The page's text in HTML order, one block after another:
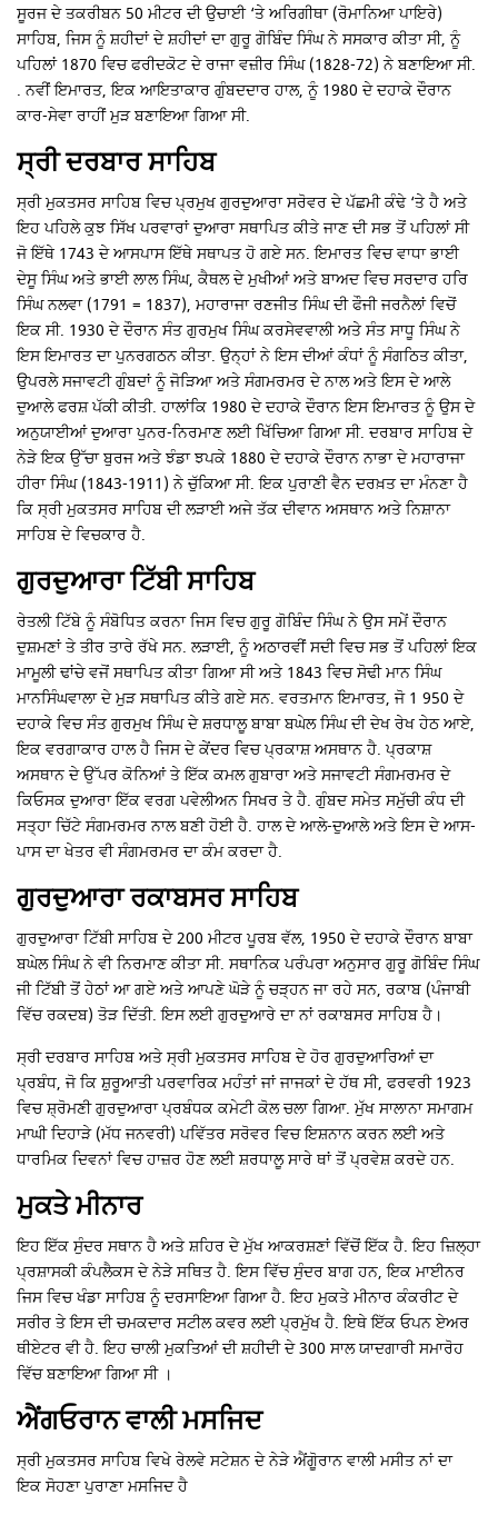
ਸੂਰਜ ਦੇ ਤਕਰੀਬਨ 50 ਮੀਟਰ ਦੀ ਉਚਾਈ ‘ਤੇ ਅਰਿਗੀਥਾ (ਰੋਮਾਨਿਆ ਪਾਇਰੇ)
ਸਾਹਿਬ, ਜਿਸ ਨੂੰ ਸ਼ਹੀਦਾਂ ਦੇ ਸ਼ਹੀਦਾਂ ਦਾ ਗੁਰੂ ਗੋਬਿੰਦ ਸਿੰਘ ਨੇ ਸਸਕਾਰ ਕੀਤਾ ਸੀ, ਨੂੰ
ਪਹਿਲਾਂ 1870 ਵਿਚ ਫਰੀਦਕੋਟ ਦੇ ਰਾਜਾ ਵਜ਼ੀਰ ਸਿੰਘ (1828-72) ਨੇ ਬਣਾਇਆ ਸੀ.
. ਨਵੀਂ ਇਮਾਰਤ, ਇਕ ਆਇਤਾਕਾਰ ਗੁੰਬਦਦਾਰ ਹਾਲ, ਨੂੰ 1980 ਦੇ ਦਹਾਕੇ ਦੌਰਾਨ
ਕਾਰ-ਸੇਵਾ ਰਾਹੀਂ ਮੁੜ ਬਣਾਇਆ ਗਿਆ ਸੀ.
ਸ੍ਰੀ ਦਰਬਾਰ ਸਾਹਿਬ
ਸ੍ਰੀ ਮੁਕਤਸਰ ਸਾਹਿਬ ਵਿਚ ਪ੍ਰਮੁਖ ਗੁਰਦੁਆਰਾ ਸਰੋਵਰ ਦੇ ਪੱਛਮੀ ਕੰਢੇ ‘ਤੇ ਹੈ ਅਤੇ
ਇਹ ਪਹਿਲੇ ਕੁਝ ਸਿੱਖ ਪਰਵਾਰਾਂ ਦੁਆਰਾ ਸਥਾਪਿਤ ਕੀਤੇ ਜਾਣ ਦੀ ਸਭ ਤੋਂ ਪਹਿਲਾਂ ਸੀ
ਜੋ ਇੱਥੇ 1743 ਦੇ ਆਸਪਾਸ ਇੱਥੇ ਸਥਾਪਤ ਹੋ ਗਏ ਸਨ. ਇਮਾਰਤ ਵਿਚ ਵਾਧਾ ਭਾਈ
ਦੇਸੂ ਸਿੰਘ ਅਤੇ ਭਾਈ ਲਾਲ ਸਿੰਘ, ਕੈਥਲ ਦੇ ਮੁਖੀਆਂ ਅਤੇ ਬਾਅਦ ਵਿਚ ਸਰਦਾਰ ਹਰਿ
ਸਿੰਘ ਨਲਵਾ (1791 = 1837), ਮਹਾਰਾਜਾ ਰਣਜੀਤ ਸਿੰਘ ਦੀ ਫੌਜੀ ਜਰਨੈਲਾਂ ਵਿਚੋਂ
ਇਕ ਸੀ. 1930 ਦੇ ਦੌਰਾਨ ਸੰਤ ਗੁਰਮੁਖ ਸਿੰਘ ਕਰਸੇਵਵਾਲੀ ਅਤੇ ਸੰਤ ਸਾਧੂ ਸਿੰਘ ਨੇ
ਇਸ ਇਮਾਰਤ ਦਾ ਪੁਨਰਗਠਨ ਕੀਤਾ. ਉਨ੍ਹਾਂ ਨੇ ਇਸ ਦੀਆਂ ਕੰਧਾਂ ਨੂੰ ਸੰਗਠਿਤ ਕੀਤਾ,
ਉਪਰਲੇ ਸਜਾਵਟੀ ਗੁੰਬਦਾਂ ਨੂੰ ਜੋੜਿਆ ਅਤੇ ਸੰਗਮਰਮਰ ਦੇ ਨਾਲ ਅਤੇ ਇਸ ਦੇ ਆਲੇ
ਦੁਆਲੇ ਫਰਸ਼ ਪੱਕੀ ਕੀਤੀ. ਹਾਲਾਂਕਿ 1980 ਦੇ ਦਹਾਕੇ ਦੌਰਾਨ ਇਸ ਇਮਾਰਤ ਨੂੰ ਉਸ ਦੇ
ਅਨੁਯਾਈਆਂ ਦੁਆਰਾ ਪੁਨਰ-ਨਿਰਮਾਣ ਲਈ ਖਿੱਚਿਆ ਗਿਆ ਸੀ. ਦਰਬਾਰ ਸਾਹਿਬ ਦੇ
ਨੇੜੇ ਇਕ ਉੱਚਾ ਬੁਰਜ ਅਤੇ ਝੰਡਾ ਝਪਕੇ 1880 ਦੇ ਦਹਾਕੇ ਦੌਰਾਨ ਨਾਭਾ ਦੇ ਮਹਾਰਾਜਾ
ਹੀਰਾ ਸਿੰਘ (1843-1911) ਨੇ ਚੁੱਕਿਆ ਸੀ. ਇਕ ਪੁਰਾਣੀ ਵੈਨ ਦਰਖ਼ਤ ਦਾ ਮੰਨਣਾ ਹੈ
ਕਿ ਸ੍ਰੀ ਮੁਕਤਸਰ ਸਾਹਿਬ ਦੀ ਲੜਾਈ ਅਜੇ ਤੱਕ ਦੀਵਾਨ ਅਸਥਾਨ ਅਤੇ ਨਿਸ਼ਾਨਾ
ਸਾਹਿਬ ਦੇ ਵਿਚਕਾਰ ਹੈ.
ਗੁਰਦੁਆਰਾ ਟਿੱਬੀ ਸਾਹਿਬ
ਰੇਤਲੀ ਟਿੱਬੇ ਨੂੰ ਸੰਬੋਧਿਤ ਕਰਨਾ ਜਿਸ ਵਿਚ ਗੁਰੂ ਗੋਬਿੰਦ ਸਿੰਘ ਨੇ ਉਸ ਸਮੇਂ ਦੌਰਾਨ
ਦੁਸ਼ਮਣਾਂ ਤੇ ਤੀਰ ਤਾਰੇ ਰੱਖੇ ਸਨ. ਲੜਾਈ, ਨੂੰ ਅਠਾਰਵੀਂ ਸਦੀ ਵਿਚ ਸਭ ਤੋਂ ਪਹਿਲਾਂ ਇਕ
ਮਾਮੂਲੀ ਢਾਂਚੇ ਵਜੋਂ ਸਥਾਪਿਤ ਕੀਤਾ ਗਿਆ ਸੀ ਅਤੇ 1843 ਵਿਚ ਸੋਢੀ ਮਾਨ ਸਿੰਘ
ਮਾਨਸਿੰਘਵਾਲਾ ਦੇ ਮੁੜ ਸਥਾਪਿਤ ਕੀਤੇ ਗਏ ਸਨ. ਵਰਤਮਾਨ ਇਮਾਰਤ, ਜੋ 1 950 ਦੇ
ਦਹਾਕੇ ਵਿਚ ਸੰਤ ਗੁਰਮੁਖ ਸਿੰਘ ਦੇ ਸ਼ਰਧਾਲੂ ਬਾਬਾ ਬਘੇਲ ਸਿੰਘ ਦੀ ਦੇਖ ਰੇਖ ਹੇਠ ਆਏ,
ਇਕ ਵਰਗਾਕਾਰ ਹਾਲ ਹੈ ਜਿਸ ਦੇ ਕੇਂਦਰ ਵਿਚ ਪ੍ਰਕਾਸ਼ ਅਸਥਾਨ ਹੈ. ਪ੍ਰਕਾਸ਼
ਅਸਥਾਨ ਦੇ ਉੱਪਰ ਕੋਨਿਆਂ ਤੇ ਇੱਕ ਕਮਲ ਗੁਬਾਰਾ ਅਤੇ ਸਜਾਵਟੀ ਸੰਗਮਰਮਰ ਦੇ
ਕਿਓਸਕ ਦੁਆਰਾ ਇੱਕ ਵਰਗ ਪਵੇਲੀਅਨ ਸਿਖਰ ਤੇ ਹੈ. ਗੁੰਬਦ ਸਮੇਤ ਸਮੁੱਚੀ ਕੰਧ ਦੀ
ਸਤ੍ਹਾ ਚਿੱਟੇ ਸੰਗਮਰਮਰ ਨਾਲ ਬਣੀ ਹੋਈ ਹੈ. ਹਾਲ ਦੇ ਆਲੇ-ਦੁਆਲੇ ਅਤੇ ਇਸ ਦੇ ਆਸ-
ਪਾਸ ਦਾ ਖੇਤਰ ਵੀ ਸੰਗਮਰਮਰ ਦਾ ਕੰਮ ਕਰਦਾ ਹੈ.
ਗੁਰਦੁਆਰਾ ਰਕਾਬਸਰ ਸਾਹਿਬ
ਗੁਰਦੁਆਰਾ ਟਿੱਬੀ ਸਾਹਿਬ ਦੇ 200 ਮੀਟਰ ਪੂਰਬ ਵੱਲ, 1950 ਦੇ ਦਹਾਕੇ ਦੌਰਾਨ ਬਾਬਾ
ਬਘੇਲ ਸਿੰਘ ਨੇ ਵੀ ਨਿਰਮਾਣ ਕੀਤਾ ਸੀ. ਸਥਾਨਿਕ ਪਰੰਪਰਾ ਅਨੁਸਾਰ ਗੁਰੂ ਗੋਬਿੰਦ ਸਿੰਘ
ਜੀ ਟਿੱਬੀ ਤੋਂ ਹੇਠਾਂ ਆ ਗਏ ਅਤੇ ਆਪਣੇ ਘੋੜੇ ਨੂੰ ਚੜ੍ਹਨ ਜਾ ਰਹੇ ਸਨ, ਰਕਾਬ (ਪੰਜਾਬੀ
ਵਿੱਚ ਰਕਦਬ) ਤੋੜ ਦਿੱਤੀ. ਇਸ ਲਈ ਗੁਰਦੁਆਰੇ ਦਾ ਨਾਂ ਰਕਾਬਸਰ ਸਾਹਿਬ ਹੈ।
ਸ੍ਰੀ ਦਰਬਾਰ ਸਾਹਿਬ ਅਤੇ ਸ੍ਰੀ ਮੁਕਤਸਰ ਸਾਹਿਬ ਦੇ ਹੋਰ ਗੁਰਦੁਆਰਿਆਂ ਦਾ
ਪ੍ਰਬੰਧ, ਜੋ ਕਿ ਸ਼ੁਰੂਆਤੀ ਪਰਵਾਰਿਕ ਮਹੰਤਾਂ ਜਾਂ ਜਾਜਕਾਂ ਦੇ ਹੱਥ ਸੀ, ਫਰਵਰੀ 1923
ਵਿਚ ਸ਼੍ਰੋਮਣੀ ਗੁਰਦੁਆਰਾ ਪ੍ਰਬੰਧਕ ਕਮੇਟੀ ਕੋਲ ਚਲਾ ਗਿਆ. ਮੁੱਖ ਸਾਲਾਨਾ ਸਮਾਗਮ
ਮਾਘੀ ਦਿਹਾੜੇ (ਮੱਧ ਜਨਵਰੀ) ਪਵਿੱਤਰ ਸਰੋਵਰ ਵਿਚ ਇਸ਼ਨਾਨ ਕਰਨ ਲਈ ਅਤੇ
ਧਾਰਮਿਕ ਦਿਵਨਾਂ ਵਿਚ ਹਾਜ਼ਰ ਹੋਣ ਲਈ ਸ਼ਰਧਾਲੂ ਸਾਰੇ ਥਾਂ ਤੋਂ ਪ੍ਰਵੇਸ਼ ਕਰਦੇ ਹਨ.
ਮੁਕਤੇ ਮੀਨਾਰ
ਇਹ ਇੱਕ ਸੁੰਦਰ ਸਥਾਨ ਹੈ ਅਤੇ ਸ਼ਹਿਰ ਦੇ ਮੁੱਖ ਆਕਰਸ਼ਣਾਂ ਵਿੱਚੋਂ ਇੱਕ ਹੈ. ਇਹ ਜ਼ਿਲ੍ਹਾ
ਪ੍ਰਸ਼ਾਸਕੀ ਕੰਪਲੈਕਸ ਦੇ ਨੇੜੇ ਸਥਿਤ ਹੈ. ਇਸ ਵਿੱਚ ਸੁੰਦਰ ਬਾਗ ਹਨ, ਇਕ ਮਾਈਨਰ
ਜਿਸ ਵਿਚ ਖੰਡਾ ਸਾਹਿਬ ਨੂੰ ਦਰਸਾਇਆ ਗਿਆ ਹੈ. ਇਹ ਮੁਕਤੇ ਮੀਨਾਰ ਕੰਕਰੀਟ ਦੇ
ਸਰੀਰ ਤੇ ਇਸ ਦੀ ਚਮਕਦਾਰ ਸਟੀਲ ਕਵਰ ਲਈ ਪ੍ਰਮੁੱਖ ਹੈ. ਇਥੇ ਇੱਕ ਓਪਨ ਏਅਰ
ਥੀਏਟਰ ਵੀ ਹੈ. ਇਹ ਚਾਲੀ ਮੁਕਤਿਆਂ ਦੀ ਸ਼ਹੀਦੀ ਦੇ 300 ਸਾਲ ਯਾਦਗਾਰੀ ਸਮਾਰੋਹ
ਵਿੱਚ ਬਣਾਇਆ ਗਿਆ ਸੀ ।
ਐਂਗਓਰਾਨ ਵਾਲੀ ਮਸਜਿਦ
ਸ੍ਰੀ ਮੁਕਤਸਰ ਸਾਹਿਬ ਵਿਖੇ ਰੇਲਵੇ ਸਟੇਸ਼ਨ ਦੇ ਨੇੜੇ ਐਂਗੋੂਰਾਨ ਵਾਲੀ ਮਸੀਤ ਨਾਂ ਦਾ
ਇਕ ਸੋਹਣਾ ਪੁਰਾਣਾ ਮਸਜਿਦ ਹੈ